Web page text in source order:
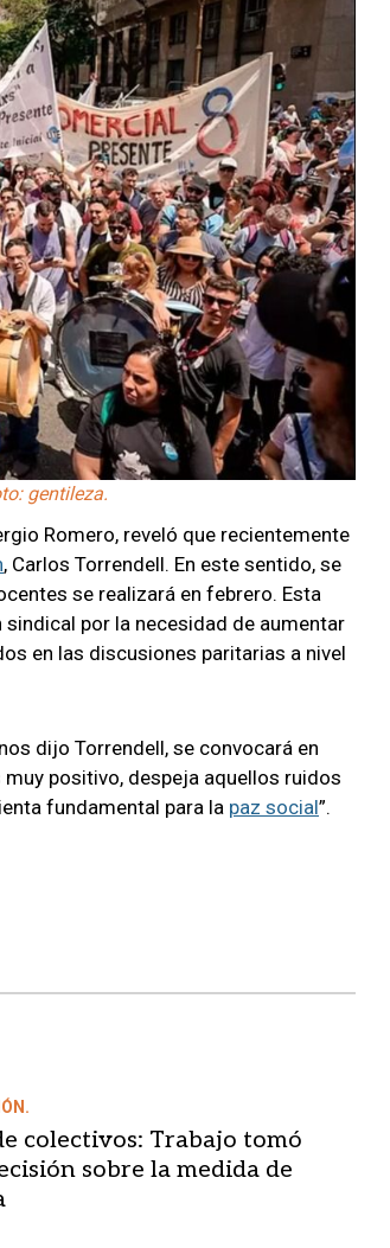
gentileza.
Romero, reveló que recientemente
, Carlos Torrendell. En este sentido, se
se realizará en febrero. Esta
por la necesidad de aumentar
en las discusiones paritarias a nivel
dijo Torrendell, se convocará en
muy positivo, despeja aquellos ruidos
fundamental para la paz social”.
colectivos: Trabajo tomó
sobre la medida de